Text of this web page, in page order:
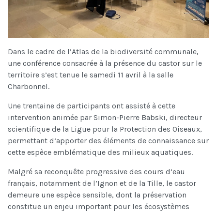
Dans le cadre de l’Atlas de la biodiversité communale,
une conférence consacrée à la présence du castor sur le
territoire s’est tenue le samedi 11 avril à la salle
Charbonnel.
Une trentaine de participants ont assisté à cette
intervention animée par Simon-Pierre Babski, directeur
scientifique de la Ligue pour la Protection des Oiseaux,
permettant d’apporter des éléments de connaissance sur
cette espèce emblématique des milieux aquatiques.
Malgré sa reconquête progressive des cours d’eau
français, notamment de l’Ignon et de la Tille, le castor
demeure une espèce sensible, dont la préservation
constitue un enjeu important pour les écosystèmes